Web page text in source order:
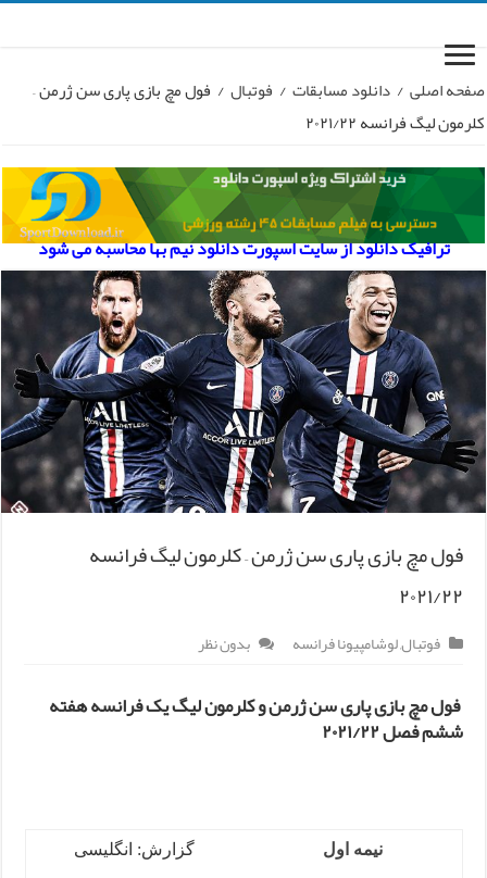
صفحه اصلی / دانلود مسابقات / فوتبال / فول مچ بازی پاری سن ژرمن –
کلرمون لیگ فرانسه ۲۰۲۱/۲۲
ترافیک دانلود از سایت اسپورت دانلود نیم بها محاسبه می شود
فول مچ بازی پاری سن ژرمن – کلرمون لیگ فرانسه
۲۰۲۱/۲۲
فوتبال,لوشامپیونا فرانسه بدون نظر
فول مچ بازی پاری سن ژرمن و کلرمون لیگ یک فرانسه هفته
ششم فصل ۲۰۲۱/۲۲
نیمه اول گزارش: انگلیسی